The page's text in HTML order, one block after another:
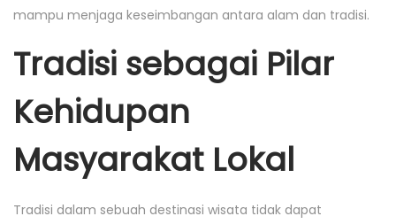
mampu menjaga keseimbangan antara alam dan tradisi.
Tradisi sebagai Pilar
Kehidupan
Masyarakat Lokal
Tradisi dalam sebuah destinasi wisata tidak dapat